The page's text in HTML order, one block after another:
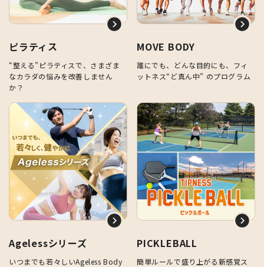
ピラティス
“整える”ピラティスで、さまざま
なカラダの悩みを改善しません
か？
MOVE BODY
誰にでも、どんな目的にも、フィ
ットネス“ど真ん中” のプログラム
Agelessシリーズ
いつまでも若々しいAgeless Body
PICKLEBALL
簡単ルールで盛り上がる新感覚ス